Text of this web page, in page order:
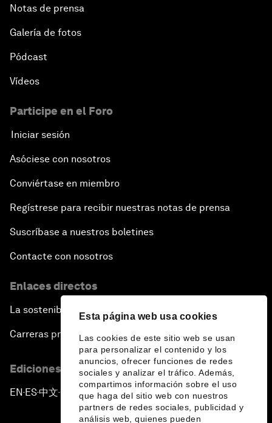
Esta página web usa cookies
Las cookies de este sitio web se usan
para personalizar el contenido y los
anuncios, ofrecer funciones de redes
sociales y analizar el tráfico. Además,
compartimos información sobre el uso
que haga del sitio web con nuestros
partners de redes sociales, publicidad y
análisis web, quienes pueden
Notas de prensa
Galería de fotos
Pódcast
Vídeos
Participe en el Foro
Iniciar sesión
Asóciese con nosotros
Conviértase en miembro
Regístrese para recibir nuestras notas de prensa
Suscríbase a nuestros boletines
Contacte con nosotros
Enlaces directos
La sostenibilidad en el Foro
Carreras profesionales
Ediciones en otros idiomas
EN ▪ES▪中文▪ 日本語